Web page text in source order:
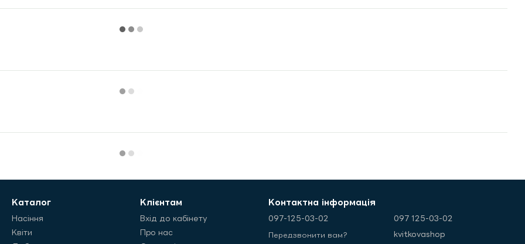
Каталог
Насіння
Квіти
Клієнтам
Вхід до кабінету
Про нас
Контактна інформація
097-125-03-02
Передзвонити вам?
097 125-03-02
kvitkovashop